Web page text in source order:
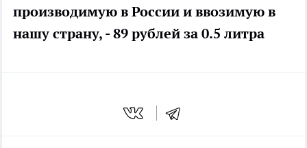
производимую в России и ввозимую в
нашу страну, - 89 рублей за 0.5 литра